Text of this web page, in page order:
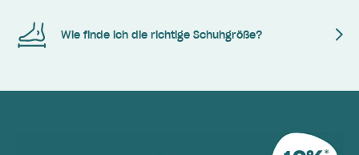
Wie finde ich die richtige Schuhgröße?